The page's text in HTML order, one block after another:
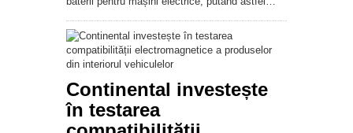
Continental investește
în testarea